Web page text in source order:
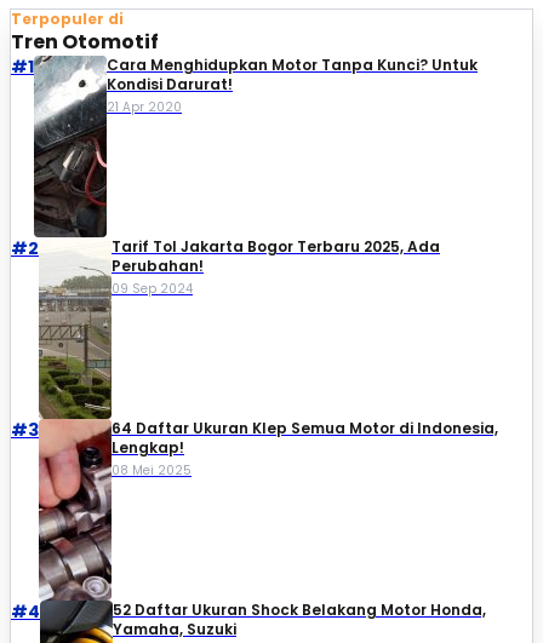
Terpopuler di
Tren Otomotif
#1
Cara Menghidupkan Motor Tanpa Kunci? Untuk
Kondisi Darurat!
21 Apr 2020
#2
Tarif Tol Jakarta Bogor Terbaru 2025, Ada
Perubahan!
09 Sep 2024
#3
64 Daftar Ukuran Klep Semua Motor di Indonesia,
Lengkap!
08 Mei 2025
#4
52 Daftar Ukuran Shock Belakang Motor Honda,
Yamaha, Suzuki​